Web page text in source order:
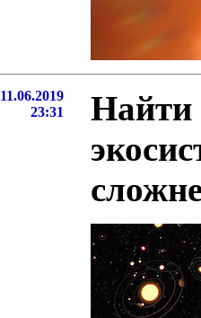
11.06.2019
23:31
Найти